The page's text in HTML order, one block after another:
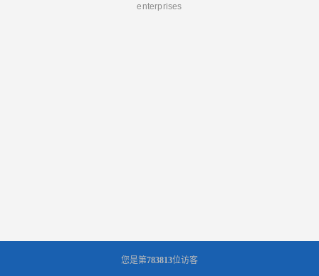
enterprises
您是第783813位访客